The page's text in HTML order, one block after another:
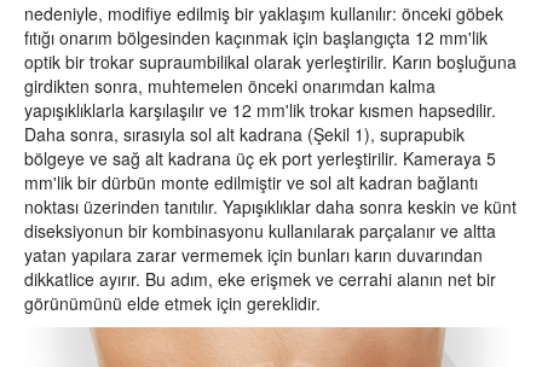
nedeniyle, modifiye edilmiş bir yaklaşım kullanılır: önceki göbek
fıtığı onarım bölgesinden kaçınmak için başlangıçta 12 mm'lik
optik bir trokar supraumbilikal olarak yerleştirilir. Karın boşluğuna
girdikten sonra, muhtemelen önceki onarımdan kalma
yapışıklıklarla karşılaşılır ve 12 mm'lik trokar kısmen hapsedilir.
Daha sonra, sırasıyla sol alt kadrana (Şekil 1), suprapubik
bölgeye ve sağ alt kadrana üç ek port yerleştirilir. Kameraya 5
mm'lik bir dürbün monte edilmiştir ve sol alt kadran bağlantı
noktası üzerinden tanıtılır. Yapışıklıklar daha sonra keskin ve künt
diseksiyonun bir kombinasyonu kullanılarak parçalanır ve altta
yatan yapılara zarar vermemek için bunları karın duvarından
dikkatlice ayırır. Bu adım, eke erişmek ve cerrahi alanın net bir
görünümünü elde etmek için gereklidir.